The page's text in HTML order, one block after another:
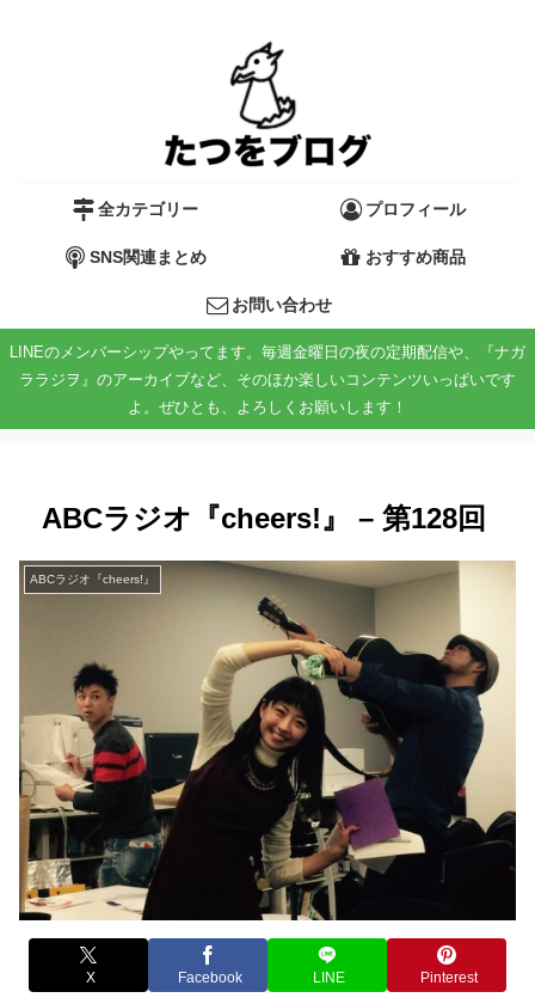
全カテゴリー プロフィール
SNS関連まとめ おすすめ商品
お問い合わせ
LINEのメンバーシップやってます。毎週金曜日の夜の定期配信や、『ナガ
ララジヲ』のアーカイブなど、そのほか楽しいコンテンツいっぱいです
よ。ぜひとも、よろしくお願いします！
ABCラジオ『cheers!』 – 第128回
ABCラジオ『cheers!』
X Facebook LINE Pinterest